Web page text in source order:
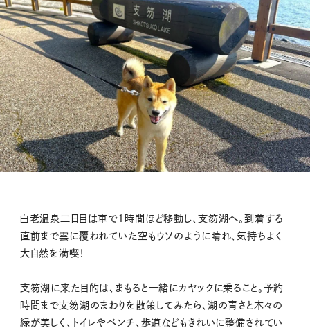
白老温泉二日目は車で1時間ほど移動し、支笏湖へ。到着する
直前まで雲に覆われていた空もウソのように晴れ、気持ちよく
大自然を満喫！
支笏湖に来た目的は、まもると一緒にカヤックに乗ること。予約
時間まで支笏湖のまわりを散策してみたら、湖の青さと木々の
緑が美しく、トイレやベンチ、歩道などもきれいに整備されてい